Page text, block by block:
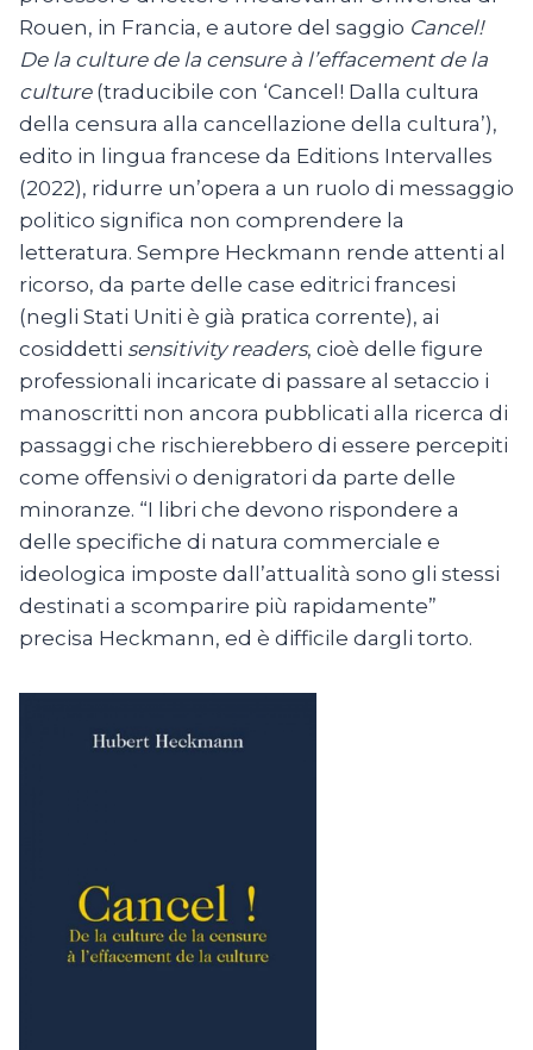
Rouen, in Francia, e autore del saggio Cancel!
De la culture de la censure à l’effacement de la
culture(traducibile con ‘Cancel! Dalla cultura
della censura alla cancellazione della cultura’),
edito in lingua francese da Editions Intervalles
(2022), ridurre un’opera a un ruolo di messaggio
politico significa non comprendere la
letteratura. Sempre Heckmann rende attenti al
ricorso, da parte delle case editrici francesi
(negli Stati Uniti è già pratica corrente), ai
cosiddetti sensitivity readers, cioè delle figure
professionali incaricate di passare al setaccio i
manoscritti non ancora pubblicati alla ricerca di
passaggi che rischierebbero di essere percepiti
come offensivi o denigratori da parte delle
minoranze. “I libri che devono rispondere a
delle specifiche di natura commerciale e
ideologica imposte dall’attualità sono gli stessi
destinati a scomparire più rapidamente”
precisa Heckmann, ed è difficile dargli torto.